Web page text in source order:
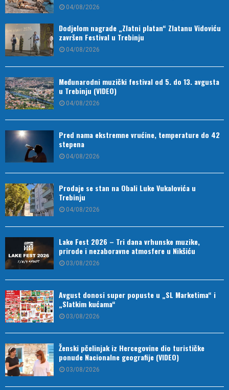
04/08/2026
Dodjelom nagrade „Zlatni platan“ Zlatanu Vidoviću
završen Festival u Trebinju
04/08/2026
Međunarodni muzički festival od 5. do 13. avgusta
u Trebinju (VIDEO)
04/08/2026
Pred nama ekstremne vrućine, temperature do 42
stepena
04/08/2026
Prodaje se stan na Obali Luke Vukalovića u
Trebinju
04/08/2026
Lake Fest 2026 – Tri dana vrhunske muzike,
prirode i nezaboravne atmosfere u Nikšiću
03/08/2026
Avgust donosi super popuste u „SL Marketima“ i
„Slatkim kućama“
03/08/2026
Ženski pčelinjak iz Hercegovine dio turističke
ponude Nacionalne geografije (VIDEO)
03/08/2026